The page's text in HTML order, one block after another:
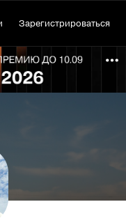
Зарегистрироваться